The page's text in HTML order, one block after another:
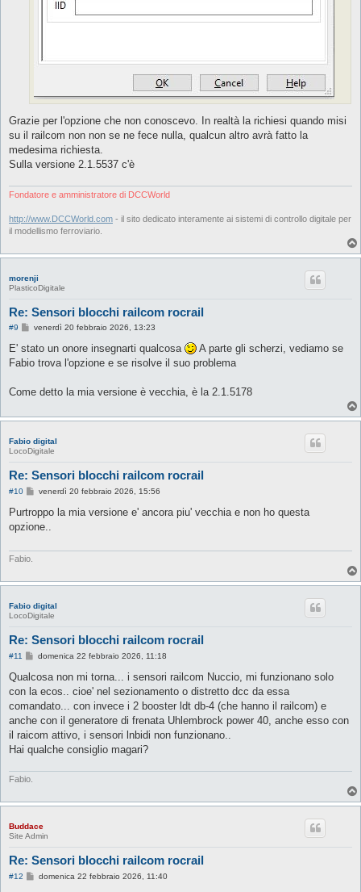
Grazie per l'opzione che non conoscevo. In realtà la richiesi quando misi
su il railcom non non se ne fece nulla, qualcun altro avrà fatto la
medesima richiesta.
Sulla versione 2.1.5537 c'è
Fondatore e amministratore di DCCWorld
http://www.DCCWorld.com - il sito dedicato interamente ai sistemi di controllo digitale per
il modellismo ferroviario.
morenji
PlasticoDigitale
Re: Sensori blocchi railcom rocrail
#9
M
s
a
i
venerdì 20 febbraio 2026, 13:23
E' stato un onore insegnarti qualcosa
A parte gli scherzi, vediamo se
Fabio trova l'opzione e se risolve il suo problema
Come detto la mia versione è vecchia, è la 2.1.5178
Fabio digital
LocoDigitale
Re: Sensori blocchi railcom rocrail
#10
M
s
s
a
venerdì 20 febbraio 2026, 15:56
Purtroppo la mia versione e' ancora piu' vecchia e non ho questa
opzione..
Fabio.
Fabio digital
LocoDigitale
Re: Sensori blocchi railcom rocrail
#11
M
s
a
g
i
o
domenica 22 febbraio 2026, 11:18
Qualcosa non mi torna... i sensori railcom Nuccio, mi funzionano solo
con la ecos.. cioe' nel sezionamento o distretto dcc da essa
comandato... con invece i 2 booster ldt db-4 (che hanno il railcom) e
anche con il generatore di frenata Uhlembrock power 40, anche esso con
il raicom attivo, i sensori lnbidi non funzionano..
Hai qualche consiglio magari?
Fabio.
Buddace
Site Admin
Re: Sensori blocchi railcom rocrail
#12
Mdomenica 22 febbraio 2026, 11:40